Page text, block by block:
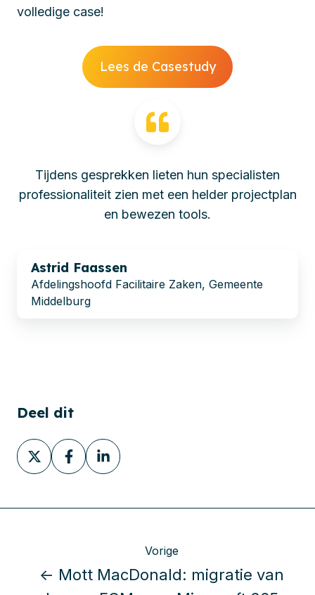
volledige case!
Lees de Casestudy
Tijdens gesprekken lieten hun specialisten
professionaliteit zien met een helder projectplan
en bewezen tools.
Astrid Faassen
Afdelingshoofd Facilitaire Zaken, Gemeente
Middelburg
Deel dit
Deel
via
Deel
via
Deel
via
Vorige
← Mott MacDonald: migratie van